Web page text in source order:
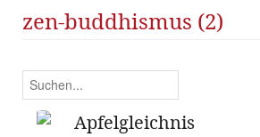
zen-buddhismus (2)
Apfelgleichnis